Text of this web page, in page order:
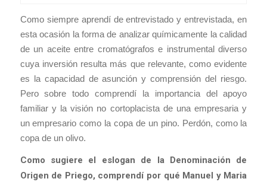
Como siempre aprendí de entrevistado y entrevistada, en
esta ocasión la forma de analizar químicamente la calidad
de un aceite entre cromatógrafos e instrumental diverso
cuya inversión resulta más que relevante, como evidente
es la capacidad de asunción y comprensión del riesgo.
Pero sobre todo comprendí la importancia del apoyo
familiar y la visión no cortoplacista de una empresaria y
un empresario como la copa de un pino. Perdón, como la
copa de un olivo.
Como sugiere el eslogan de la Denominación de
Origen de Priego, comprendí por qué Manuel y Maria